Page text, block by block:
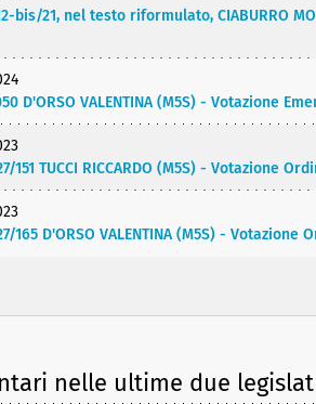
bis/21, nel testo riformulato, CIABURRO
D'ORSO VALENTINA (M5S) - Votazione
TUCCI RICCARDO (M5S) - Votazione
D'ORSO VALENTINA (M5S) - Votazione
nelle ultime due